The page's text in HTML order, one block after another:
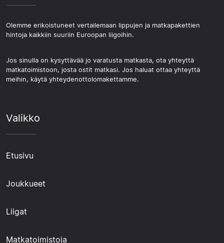
Olemme erikoistuneet vertailemaan lippujen ja matkapakettien
hintoja kaikkiin suuriin Euroopan liigoihin.
Jos sinulla on kysyttävää jo varatusta matkasta, ota yhteyttä
matkatoimistoon, josta ostit matkasi. Jos haluat ottaa yhteyttä
meihin, käytä yhteydenottolomakettamme.
Valikko
Etusivu
Joukkueet
Liigat
Matkatoimistoja